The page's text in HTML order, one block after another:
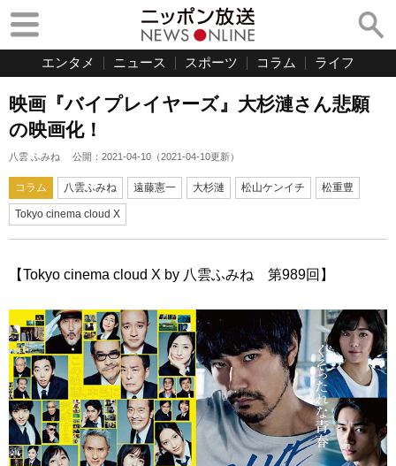
エンタメ ニュース スポーツ コラム ライフ
映画『バイプレイヤーズ』大杉漣さん悲願
の映画化！
八雲 ふみね 公開： 2021-04-10 （2021-04-10更新）
コラム 八雲ふみね 遠藤憲一 大杉漣 松山ケンイチ 松重豊
Tokyo cinema cloud X
【Tokyo cinema cloud X by 八雲ふみね 第989回】